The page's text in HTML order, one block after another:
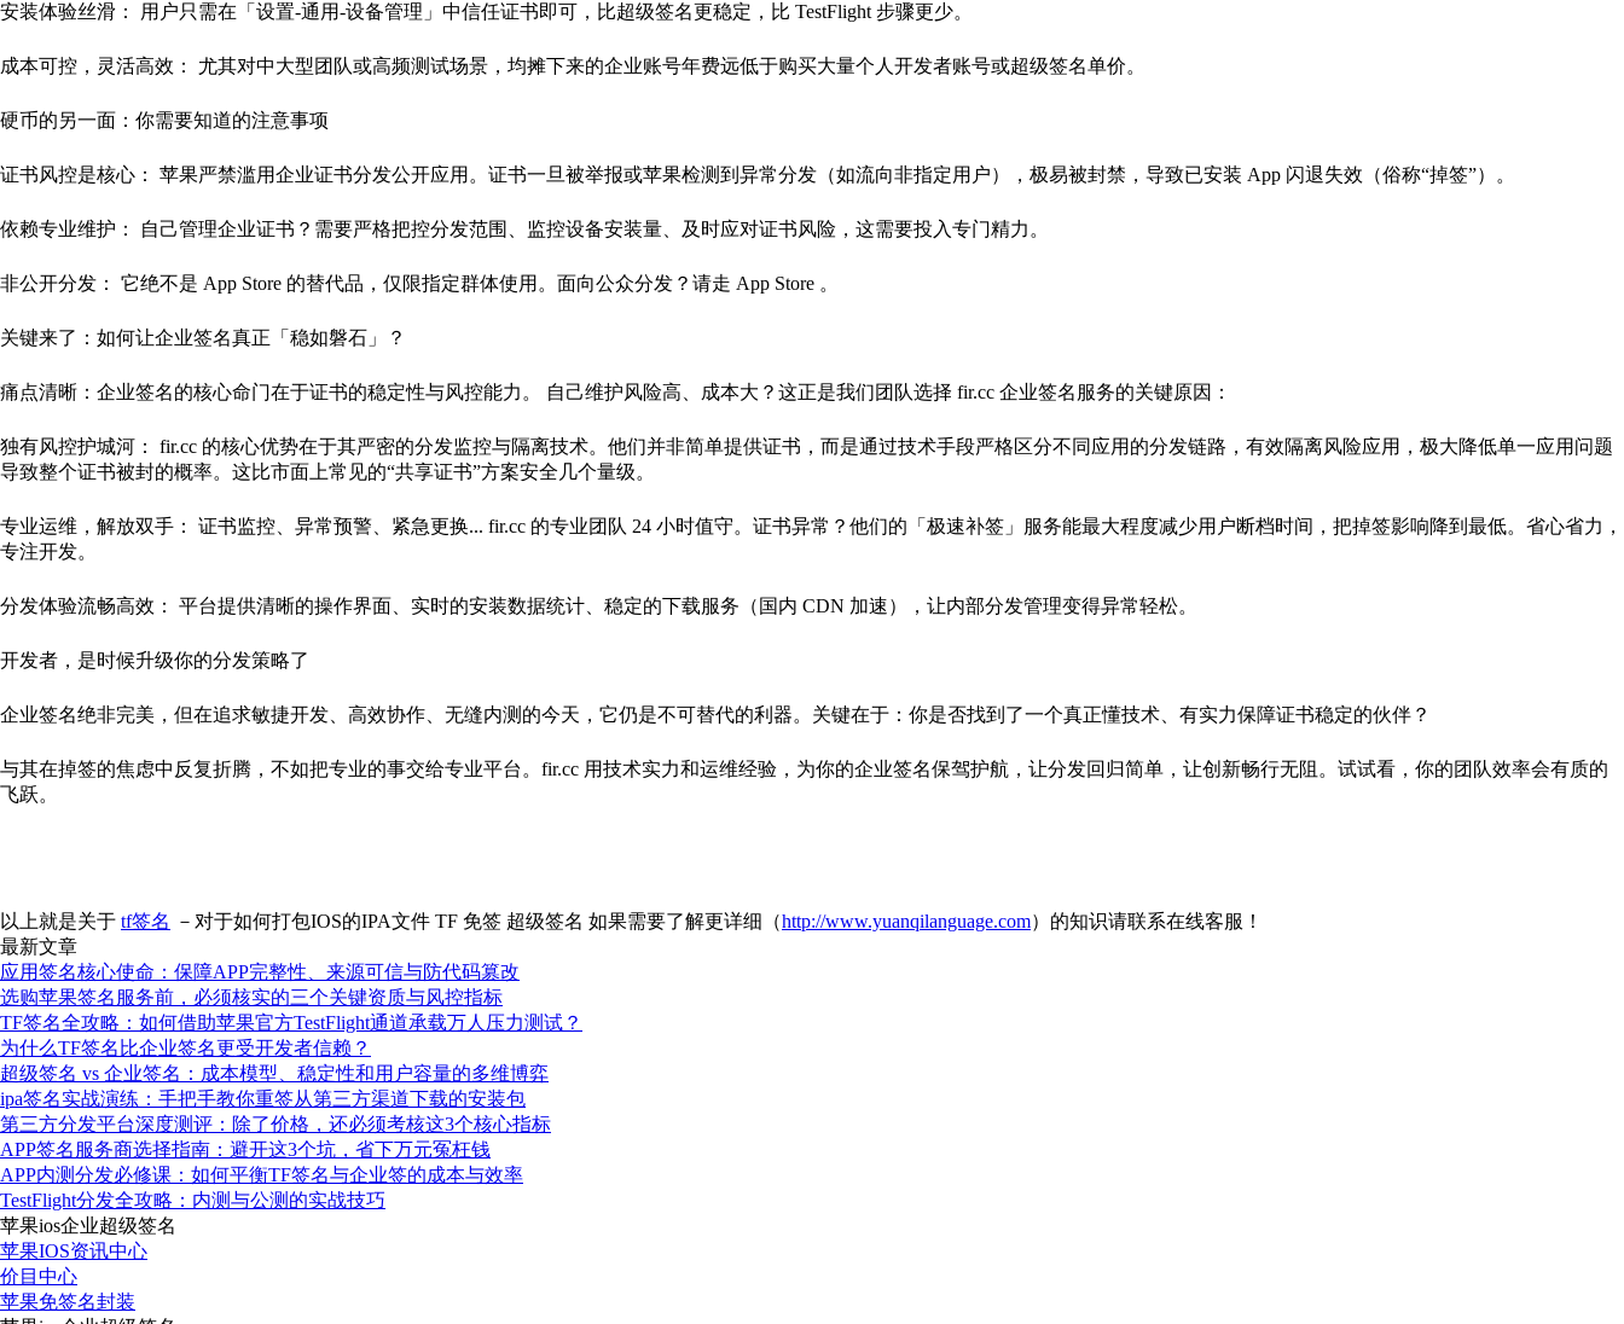
安装体验丝滑： 用户只需在「设置-通用-设备管理」中信任证书即可，比超级签名更稳定，比 TestFlight 步骤更少。
成本可控，灵活高效： 尤其对中大型团队或高频测试场景，均摊下来的企业账号年费远低于购买大量个人开发者账号或超级签名单价。
硬币的另一面：你需要知道的注意事项
证书风控是核心： 苹果严禁滥用企业证书分发公开应用。证书一旦被举报或苹果检测到异常分发（如流向非指定用户），极易被封禁，导致已安装 App 闪退失效（俗称“掉签”）。
依赖专业维护： 自己管理企业证书？需要严格把控分发范围、监控设备安装量、及时应对证书风险，这需要投入专门精力。
非公开分发： 它绝不是 App Store 的替代品，仅限指定群体使用。面向公众分发？请走 App Store 。
关键来了：如何让企业签名真正「稳如磐石」？
痛点清晰：企业签名的核心命门在于证书的稳定性与风控能力。 自己维护风险高、成本大？这正是我们团队选择 fir.cc 企业签名服务的关键原因：
独有风控护城河： fir.cc 的核心优势在于其严密的分发监控与隔离技术。他们并非简单提供证书，而是通过技术手段严格区分不同应用的分发链路，有效隔离风险应用，极大降低单一应用问题
导致整个证书被封的概率。这比市面上常见的“共享证书”方案安全几个量级。
专业运维，解放双手： 证书监控、异常预警、紧急更换... fir.cc 的专业团队 24 小时值守。证书异常？他们的「极速补签」服务能最大程度减少用户断档时间，把掉签影响降到最低。省心省力，
专注开发。
分发体验流畅高效： 平台提供清晰的操作界面、实时的安装数据统计、稳定的下载服务（国内 CDN 加速），让内部分发管理变得异常轻松。
开发者，是时候升级你的分发策略了
企业签名绝非完美，但在追求敏捷开发、高效协作、无缝内测的今天，它仍是不可替代的利器。关键在于：你是否找到了一个真正懂技术、有实力保障证书稳定的伙伴？
与其在掉签的焦虑中反复折腾，不如把专业的事交给专业平台。fir.cc 用技术实力和运维经验，为你的企业签名保驾护航，让分发回归简单，让创新畅行无阻。试试看，你的团队效率会有质的
飞跃。
以上就是关于 tf签名 －对于如何打包IOS的IPA文件 TF 免签 超级签名 如果需要了解更详细（http://www.yuanqilanguage.com）的知识请联系在线客服！
最新文章
应用签名核心使命：保障APP完整性、来源可信与防代码篡改
选购苹果签名服务前，必须核实的三个关键资质与风控指标
TF签名全攻略：如何借助苹果官方TestFlight通道承载万人压力测试？
为什么TF签名比企业签名更受开发者信赖？
超级签名 vs 企业签名：成本模型、稳定性和用户容量的多维博弈
ipa签名实战演练：手把手教你重签从第三方渠道下载的安装包
第三方分发平台深度测评：除了价格，还必须考核这3个核心指标
APP签名服务商选择指南：避开这3个坑，省下万元冤枉钱
APP内测分发必修课：如何平衡TF签名与企业签的成本与效率
TestFlight分发全攻略：内测与公测的实战技巧
苹果ios企业超级签名
苹果IOS资讯中心
价目中心
苹果免签名封装